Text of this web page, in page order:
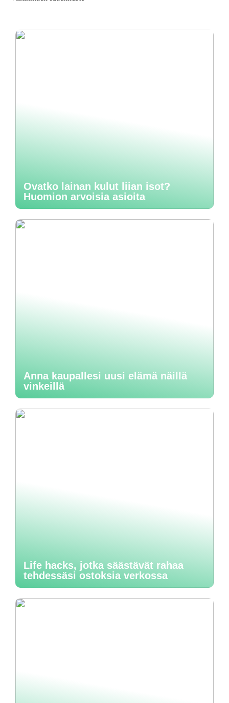
Ovatko lainan kulut liian isot?
Huomion arvoisia asioita
Anna kaupallesi uusi elämä näillä
vinkeillä
Life hacks, jotka säästävät rahaa
tehdessäsi ostoksia verkossa